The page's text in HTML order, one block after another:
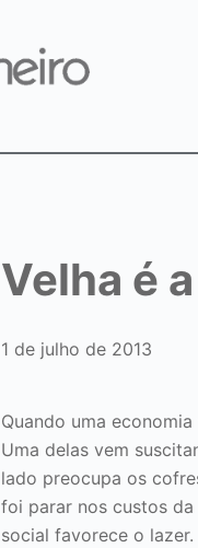
Velha é
1 de julho de 2013
Quando uma
Uma delas vem
lado preocupa os
foi parar nos custos
social favorece o lazer.